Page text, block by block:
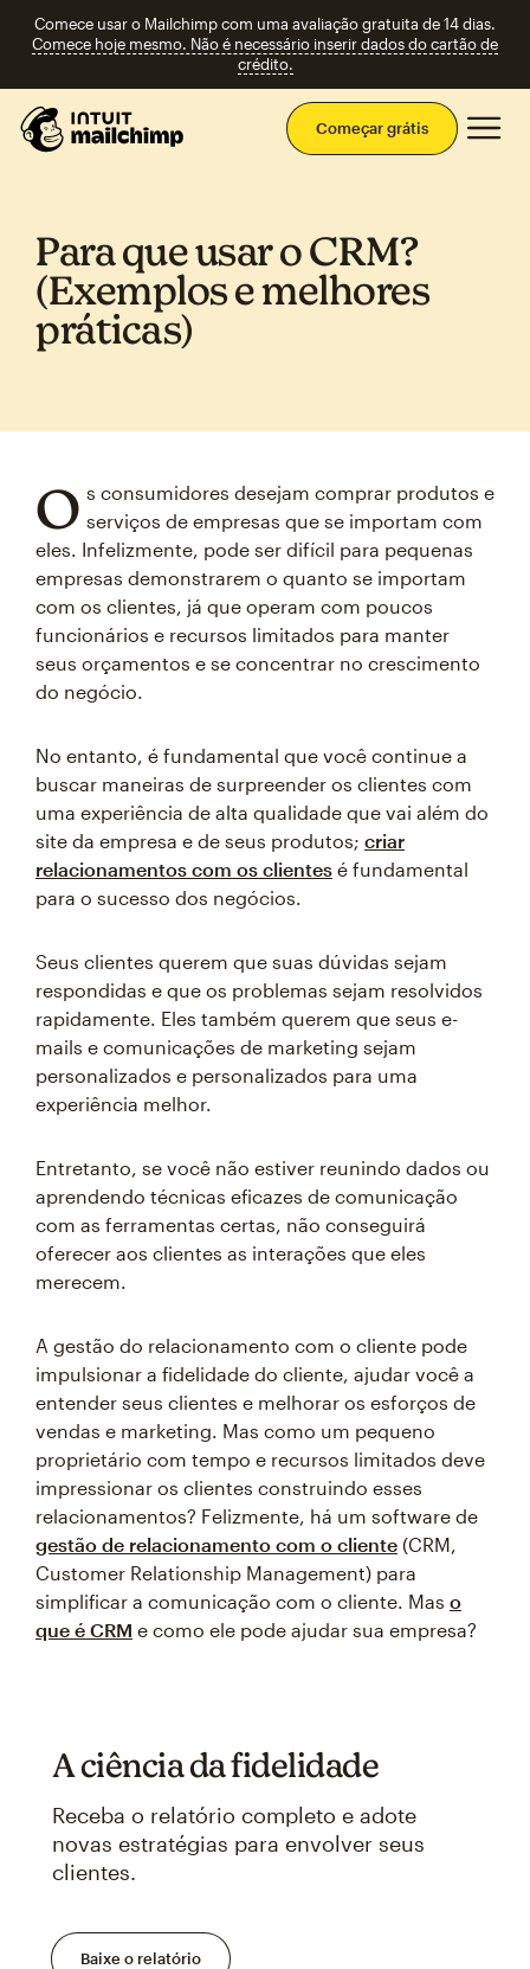
Comece usar o Mailchimp com uma avaliação gratuita de 14 dias.
Comece hoje mesmo. Não é necessário inserir dados do cartão de
crédito.
Começar grátis
Para que usar o CRM?
(Exemplos e melhores
práticas)
O s consumidores desejam comprar produtos e
serviços de empresas que se importam com
eles. Infelizmente, pode ser difícil para pequenas
empresas demonstrarem o quanto se importam
com os clientes, já que operam com poucos
funcionários e recursos limitados para manter
seus orçamentos e se concentrar no crescimento
do negócio.
No entanto, é fundamental que você continue a
buscar maneiras de surpreender os clientes com
uma experiência de alta qualidade que vai além do
site da empresa e de seus produtos; criar
relacionamentos com os clientes é fundamental
para o sucesso dos negócios.
Seus clientes querem que suas dúvidas sejam
respondidas e que os problemas sejam resolvidos
rapidamente. Eles também querem que seus e-
mails e comunicações de marketing sejam
personalizados e personalizados para uma
experiência melhor.
Entretanto, se você não estiver reunindo dados ou
aprendendo técnicas eficazes de comunicação
com as ferramentas certas, não conseguirá
oferecer aos clientes as interações que eles
merecem.
A gestão do relacionamento com o cliente pode
impulsionar a fidelidade do cliente, ajudar você a
entender seus clientes e melhorar os esforços de
vendas e marketing. Mas como um pequeno
proprietário com tempo e recursos limitados deve
impressionar os clientes construindo esses
relacionamentos? Felizmente, há um software de
gestão de relacionamento com o cliente (CRM,
Customer Relationship Management) para
simplificar a comunicação com o cliente. Mas o
que é CRM e como ele pode ajudar sua empresa?
A ciência da fidelidade
Receba o relatório completo e adote
novas estratégias para envolver seus
clientes.
Baixe o relatório